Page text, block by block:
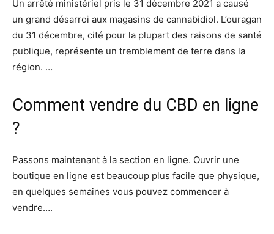
Un arrêté ministériel pris le 31 décembre 2021 a causé
un grand désarroi aux magasins de cannabidiol. L’ouragan
du 31 décembre, cité pour la plupart des raisons de santé
publique, représente un tremblement de terre dans la
région. …
Comment vendre du CBD en ligne
?
Passons maintenant à la section en ligne. Ouvrir une
boutique en ligne est beaucoup plus facile que physique,
en quelques semaines vous pouvez commencer à
vendre….